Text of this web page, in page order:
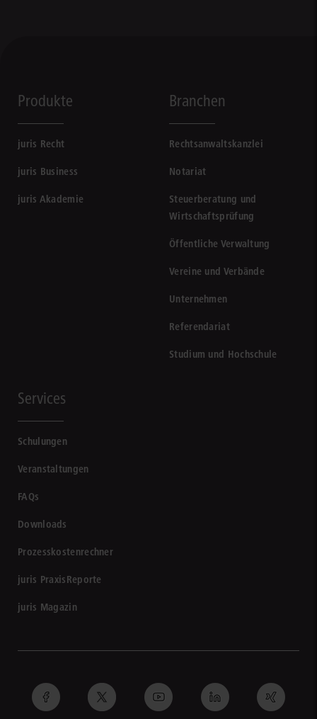
Produkte
juris Recht
juris Business
juris Akademie
Branchen
Rechtsanwaltskanzlei
Notariat
Steuerberatung und
Wirtschaftsprüfung
Öffentliche Verwaltung
Vereine und Verbände
Unternehmen
Referendariat
Studium und Hochschule
Services
Schulungen
Veranstaltungen
FAQs
Downloads
Prozesskostenrechner
juris PraxisReporte
juris Magazin